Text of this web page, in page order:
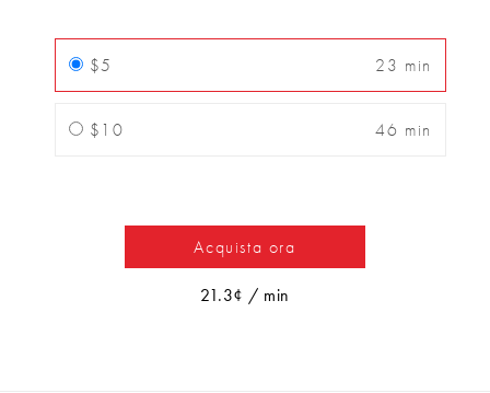
$5 23 min
$10 46 min
Acquista ora
21.3¢ / min